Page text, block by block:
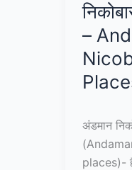
–
अंडमान
places)-